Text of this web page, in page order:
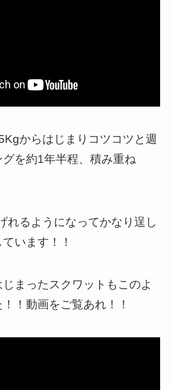
からはじまりコツコツと週
グを約1年半程、積み重ね
れるようになってかなり逞し
います！！
まったスクワットもこのよ
！動画をご覧あれ！！